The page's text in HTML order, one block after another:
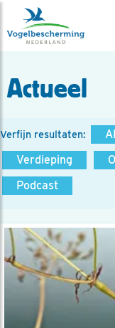
Actueel
Verfijn resultaten:
Verdieping
Podcast